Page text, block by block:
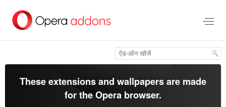
सामग्री
These extensions and wallpapers are made
for theOpera browser.